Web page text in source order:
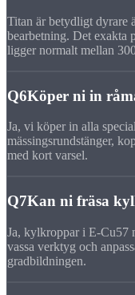
Titan är betydligt dyrare
bearbetning. Det exakta
ligger normalt mellan
Q6Köper ni in
Ja, vi köper in alla
mässingsrundstänger,
med kort varsel.
Q7Kan ni fräsa
Ja, kylkroppar i E-Cu57
vassa verktyg och
gradbildningen.